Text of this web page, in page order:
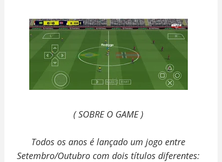
( SOBRE O GAME )
Todos os anos é lançado um jogo entre
Setembro/Outubro com dois títulos diferentes: